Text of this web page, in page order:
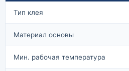
Тип клея
Материал основы
Мин. рабочая температура